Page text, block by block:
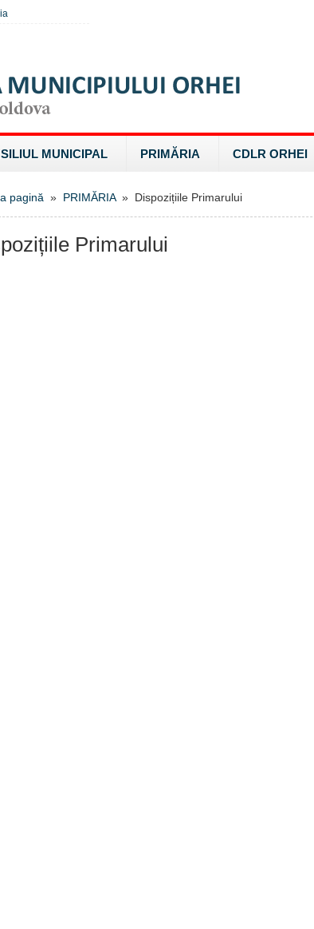
MUNICIPAL PRIMĂRIA CDLR ORHEI
pagină » PRIMĂRIA» Dispozițiile Primarului
Primarului